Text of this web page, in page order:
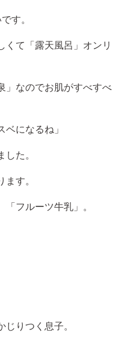
す。
くて「露天風呂」オンリ
」なのでお肌がすべすべ
になるね」
た。
す。
フルーツ牛乳」。
りつく息子。